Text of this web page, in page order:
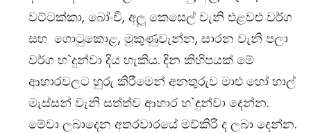
වට්ටක්කා, බෝංචි, අලූ කෙසෙල් වැනි එළවළු වර්ග
සහ ගොටුකොළ, මුකුණුවැන්න, සාරන වැනි පලා
වර්ග හ`දුන්වා දිය හැකිය. දින කිහිපයක් මේ
ආහාරවලට හුරු කිරීමෙන් අනතුරුව මාළු හෝ හාල්
මැස්සන් වැනි සත්ත්ව ආහාර හ`දුන්වා දෙන්න.
මේවා ලබාදෙන අතරවාරයේ මව්කිරි ද ලබා දෙන්න.